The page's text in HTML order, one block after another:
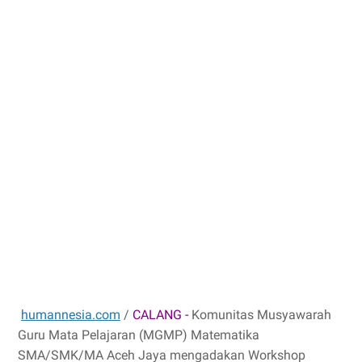
humannesia.com / CALANG - Komunitas Musyawarah
Guru Mata Pelajaran (MGMP) Matematika
SMA/SMK/MA Aceh Jaya mengadakan Workshop